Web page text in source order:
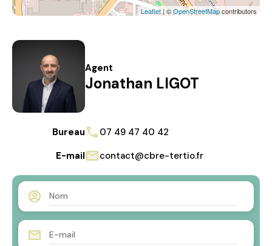
Leaflet| ©OpenStreetMapcontributors
Agent
Jonathan LIGOT
Bureau
07 49 47 40 42
E-mail
contact@cbre-tertio.fr